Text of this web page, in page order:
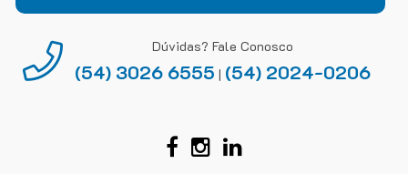
Dúvidas? Fale Conosco
(54) 3026 6555 | (54) 2024-0206